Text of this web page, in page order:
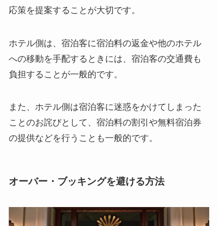
応策を提案する ことが大切です。
ホテル側は、宿泊客に宿泊料の返金や他のホテル
への移動を手配するときには、 宿泊客の交通費も
負担することが一般的です。
また、ホテル側は宿泊客に迷惑をかけてしまった
ことのお詫びとして、 宿泊料の割引や無料宿泊券
の提供などを行うことも一般的です。
オーバー・ブッキングを避ける方法